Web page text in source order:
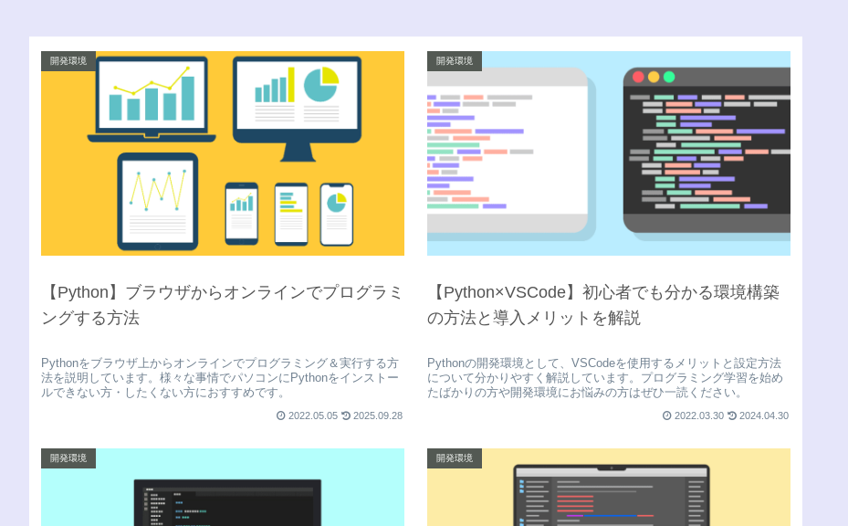
開発環境
【Python】ブラウザからオンラインでプログラミ
ングする方法
Pythonをブラウザ上からオンラインでプログラミング＆実行する方
法を説明しています。様々な事情でパソコンにPythonをインストー
ルできない方・したくない方におすすめです。
2022.05.05 2025.09.28
開発環境
【Python×VSCode】初心者でも分かる環境構築
の方法と導入メリットを解説
Pythonの開発環境として、VSCodeを使用するメリットと設定方法
について分かりやすく解説しています。プログラミング学習を始め
たばかりの方や開発環境にお悩みの方はぜひ一読ください。
2022.03.30 2024.04.30
開発環境 開発環境